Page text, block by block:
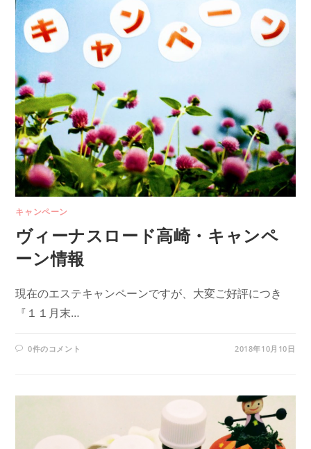
キャンペーン
ヴィーナスロード高崎・キャンペ
ーン情報
現在のエステキャンペーンですが、大変ご好評につき
『１１月末…
0件のコメント 2018年10月10日